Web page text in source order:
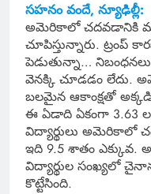
సహనం వందే, న్యూఢిల్లీ:
అమెరికాలో చదవడానికి మన
చూపిస్తున్నారు. ట్రంప్
పెడుతున్నా…
వెనక్కి చూడడం లేదు.
బలమైన ఆకాంక్షతో
ఈ ఏడాది ఏకంగా 3.63
విద్యార్థులు అమెరికాలో
ఇది 9.5 శాతం ఎక్కువ.
విద్యార్థుల సంఖ్యలో
కొట్టేసింది.